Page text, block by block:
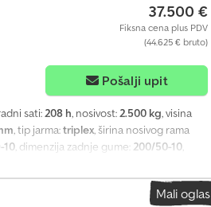
37.500 €
Fiksna cena plus PDV
(44.625 € bruto)
Pošalji upit
sati: 208 h, nosivost: 2.500 kg, visina
, tip jarma:triplex , širina nosivog rama
10 , dimenzija zadnje gume: 200/50-10
vrata za baterije za zamenu baterije -
hidraulika - Uređaj za podešavanjeMali oglas